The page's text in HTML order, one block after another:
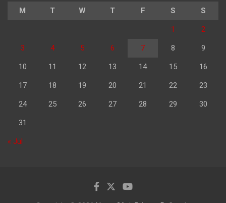
M T W T F S S
1 2
3 4 5 6 7 8 9
10 11 12 13 14 15 16
17 18 19 20 21 22 23
24 25 26 27 28 29 30
31
« Jul